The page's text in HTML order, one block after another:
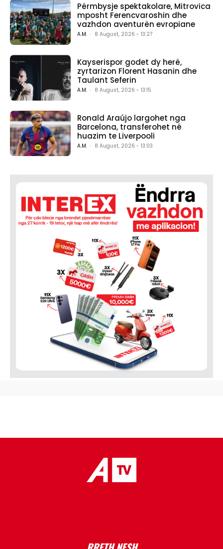
Përmbysje spektakolare, Mitrovica
mposht Ferencvaroshin dhe
vazhdon aventurën evropiane
A.M. - 8 August, 2026 - 13:27
Kayserispor godet dy herë,
zyrtarizon Florent Hasanin dhe
Taulant Seferin
A.M. - 8 August, 2026 - 13:15
Ronald Araújo largohet nga
Barcelona, transferohet në
huazim te Liverpooli
A.M. - 8 August, 2026 - 13:03